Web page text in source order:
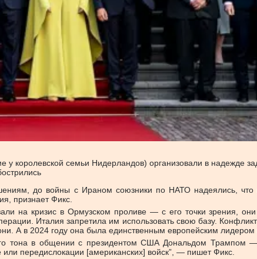
королевской семьи Нидерландов) организовали в надежде
до войны с Ираном союзники по НАТО надеялись, что
признает Фикс.
на кризис в Ормузском проливе — с его точки зрения, они
Италия запретила им использовать свою базу. Конфликт
А в 2024 году она была единственным европейским
тона в общении с президентом США Дональдом Трампом
передислокации [американских] войск”, — пишет Фикс.